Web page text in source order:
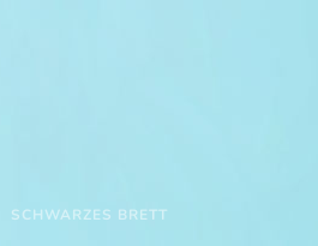
SCHWARZES BRETT